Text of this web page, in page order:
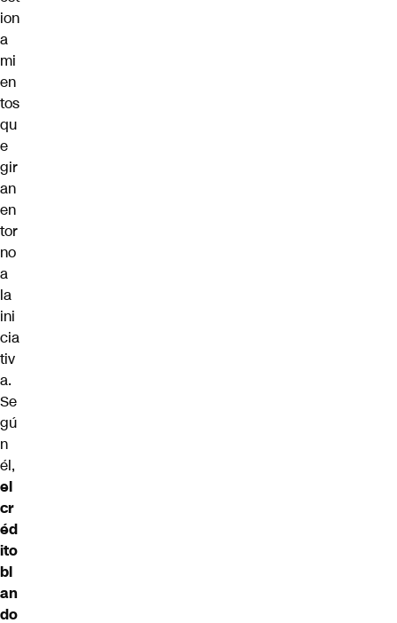
ion
a
mi
en
tos
qu
e
gir
an
en
tor
no
a
la
ini
cia
tiv
a.
Se
gú
n
él,
el
cr
éd
ito
bl
an
do